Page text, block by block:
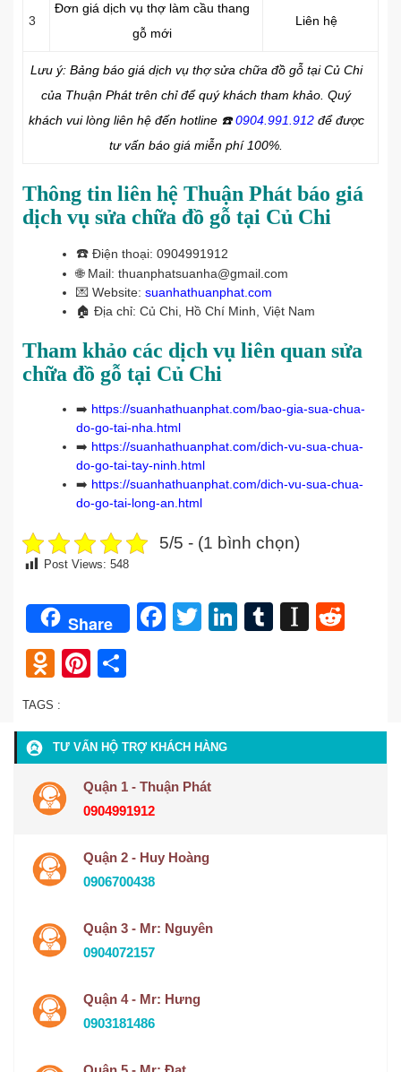
3
Đơn giá dịch vụ thợ làm cầu thang
gỗ mới
Liên hệ
Lưu ý: Bảng báo giá dịch vụ thợ sửa chữa đồ gỗ tại Củ Chi
của Thuận Phát trên chỉ để quý khách tham khảo. Quý
khách vui lòng liên hệ đến hotline ☎️0904.991.912để được
tư vấn báo giá miễn phí 100%.
Thông tin liên hệ Thuận Phát báo giá
dịch vụ sửa chữa đồ gỗ tại Củ Chi
☎️ Điện thoại: 0904991912
🌐 Mail: thuanphatsuanha@gmail.com
💌 Website: suanhathuanphat.com
🏠 Địa chỉ: Củ Chi, Hồ Chí Minh, Việt Nam
Tham khảo các dịch vụ liên quan sửa
chữa đồ gỗ tại Củ Chi
➡️ https://suanhathuanphat.com/bao-gia-sua-chua-
do-go-tai-nha.html
➡️ https://suanhathuanphat.com/dich-vu-sua-chua-
do-go-tai-tay-ninh.html
➡️ https://suanhathuanphat.com/dich-vu-sua-chua-
do-go-tai-long-an.html
5/5 - (1 bình chọn)
Post Views: 548
Share Facebook
TwitterLinkedIn
Tumblr
Odnoklassniki
Pinterest
TAGS :
TƯ VẤN HỘ TRỢ KHÁCH HÀNG
Quận 1 - Thuận Phát
0904991912
Quận 2 - Huy Hoàng
0906700438
Quận 3 - Mr: Nguyên
0904072157
Quận 4 - Mr: Hưng
0903181486